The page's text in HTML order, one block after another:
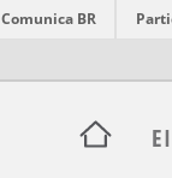
Comunica BR